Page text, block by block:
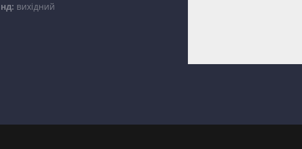
нд: вихідний